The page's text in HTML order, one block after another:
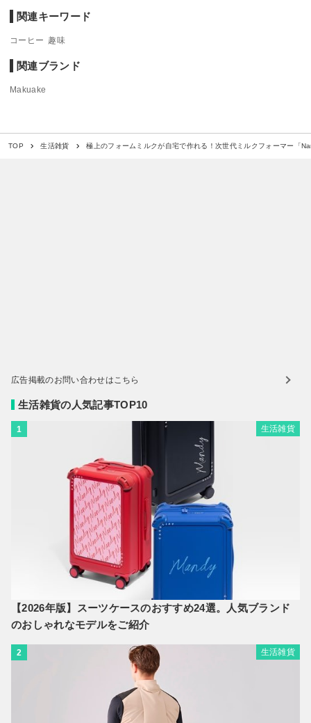
関連キーワード
コーヒー 趣味
関連ブランド
Makuake
TOP 生活雑貨 極上のフォームミルクが自宅で作れる！次世代ミルクフォーマー「
広告掲載のお問い合わせはこちら
生活雑貨の人気記事TOP10
1 生活雑貨
【2026年版】スーツケースのおすすめ24選。人気ブランド
のおしゃれなモデルをご紹介
2 生活雑貨